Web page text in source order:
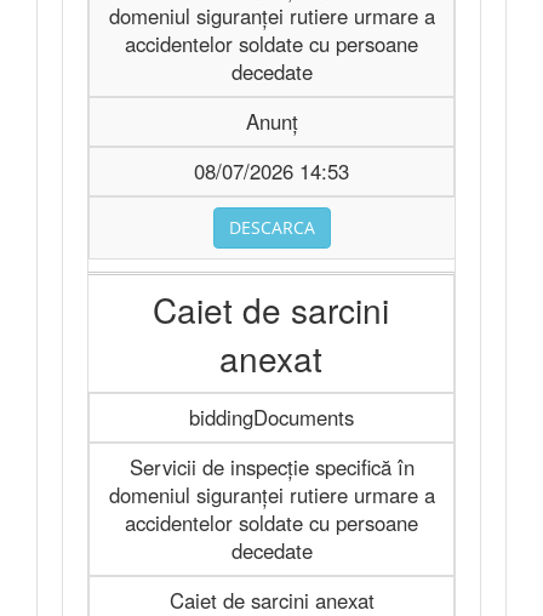
domeniul siguranței rutiere urmare a
accidentelor soldate cu persoane
decedate
Anunț
08/07/2026 14:53
DESCARCA
Caiet de sarcini
anexat
biddingDocuments
Servicii de inspecție specifică în
domeniul siguranței rutiere urmare a
accidentelor soldate cu persoane
decedate
Caiet de sarcini anexat